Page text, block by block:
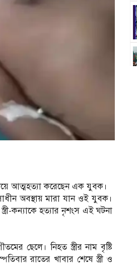
আত্মহত্যা করেছেন এক যুবক।
অবস্থায় মারা যান ওই যুবক।
কন্যাকে হত্যার নৃশংস এই ঘটনা
ছেলে। নিহত স্ত্রীর নাম বৃষ্টি
রাতের খাবার শেষে স্ত্রী ও